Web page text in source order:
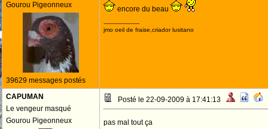
Gourou Pigeonneux
39629 messages postés
encore du beau
--------------------
jmo oeil de fraise,criador lusitano
CAPUMAN
Le vengeur masqué
Gourou Pigeonneux
Posté le 22-09-2009 à 17:41:13
pas mal tout ça